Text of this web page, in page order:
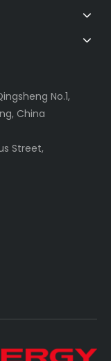
No.1,
China
Street,